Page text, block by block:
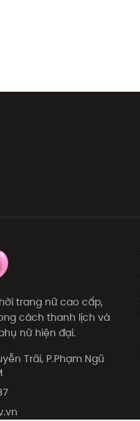
trang nữ cao cấp,
cách thanh lịch và
nữ hiện đại.
Trãi, P.Phạm Ngũ